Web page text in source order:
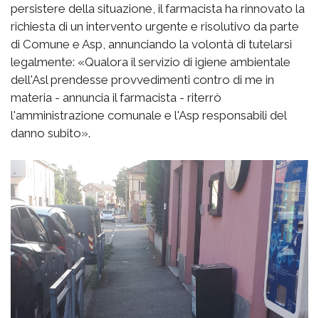
persistere della situazione, il farmacista ha rinnovato la
richiesta di un intervento urgente e risolutivo da parte
di Comune e Asp, annunciando la volontà di tutelarsi
legalmente: «Qualora il servizio di igiene ambientale
dell'Asl prendesse provvedimenti contro di me in
materia - annuncia il farmacista - riterrò
l'amministrazione comunale e l'Asp responsabili del
danno subito».